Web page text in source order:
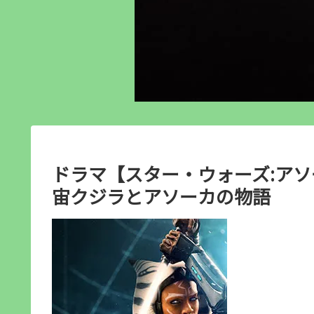
ドラマ【スター・ウォーズ:ア
宙クジラとアソーカの物語